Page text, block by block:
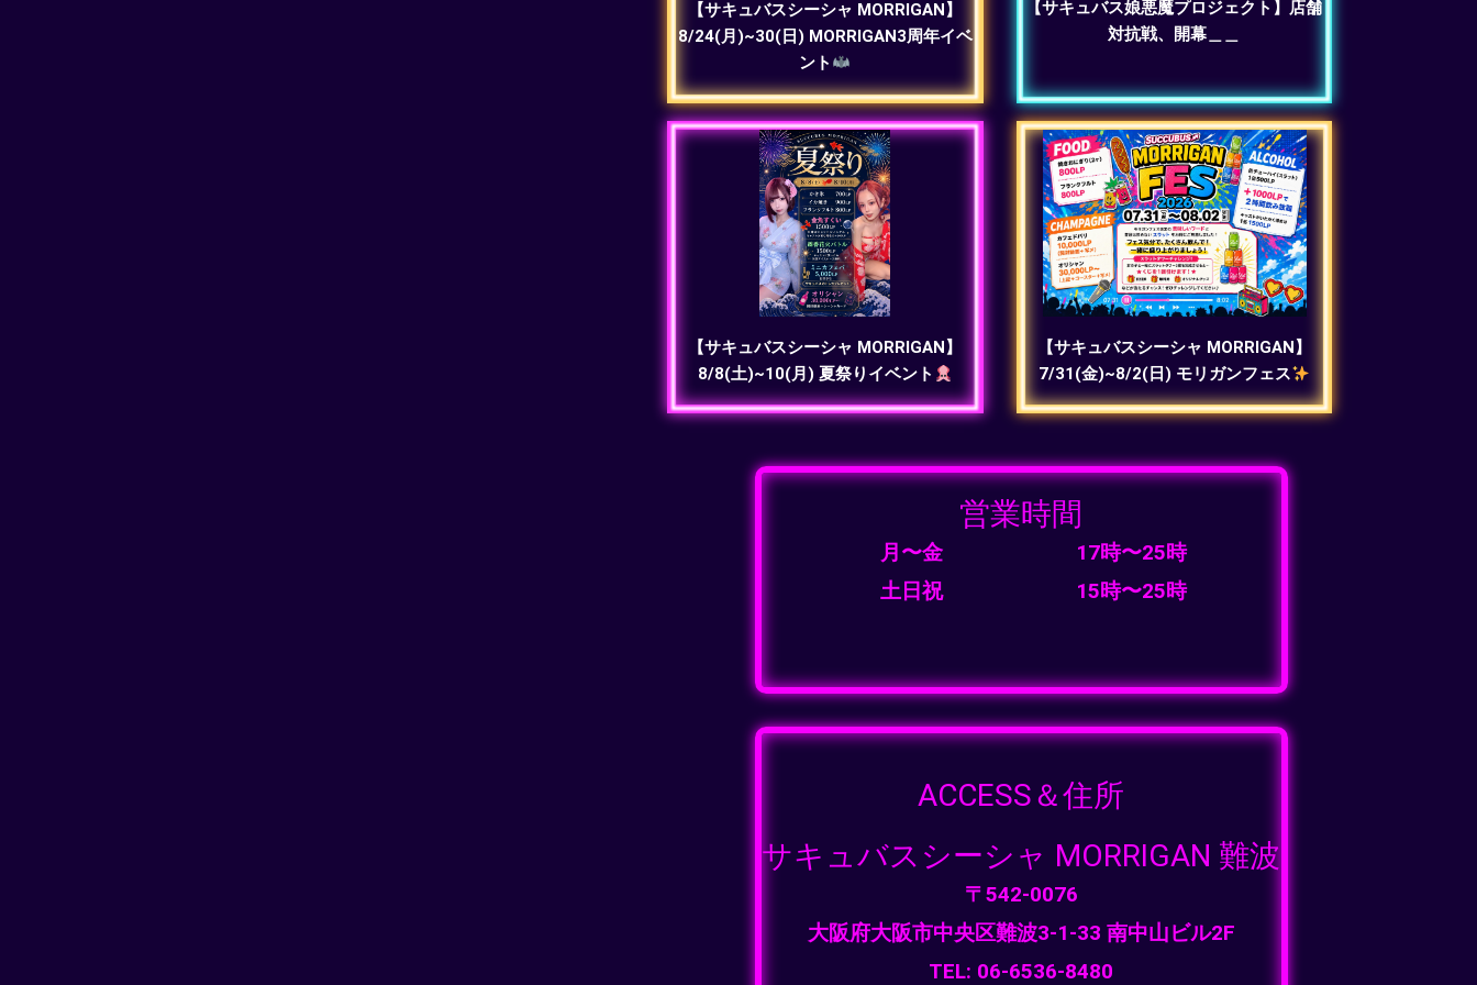
【サキュバスシーシャ MORRIGAN】
8/24(月)~30(日) MORRIGAN3周年イベ
ント
【サキュバス娘悪魔プロジェクト】店舗
対抗戦、開幕＿＿
【サキュバスシーシャ MORRIGAN】
8/8(土)~10(月) 夏祭りイベント
【サキュバスシーシャ MORRIGAN】
7/31(金)~8/2(日) モリガンフェス
営業時間
月〜金
17時〜25時
土日祝
15時〜25時
ACCESS＆住所
サキュバスシーシャ MORRIGAN 難波
〒542-0076
大阪府大阪市中央区難波3-1-33 南中山ビル2F
TEL: 06-6536-8480